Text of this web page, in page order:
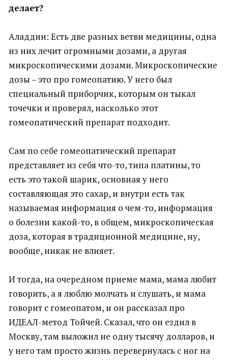
делает?
Аладдин: Есть две разных ветви медицины, одна
из них лечит огромными дозами, а другая
микроскопическими дозами. Микроскопические
дозы – это про гомеопатию. У него был
специальный приборчик, которым он тыкал
точечки и проверял, насколько этот
гомеопатический препарат подходит.
Сам по себе гомеопатический препарат
представляет из себя что-то, типа платины, то
есть это такой шарик, основная у него
составляющая это сахар, и внутри есть так
называемая информация о чем-то, информация
о болезни какой-то, в общем, микроскопическая
доза, которая в традиционной медицине, ну,
вообще, никак не влияет.
И тогда, на очередном приеме мама, мама любит
говорить, а я люблю молчать и слушать, и мама
говорит с гомеопатом, и он рассказал про
ИДЕАЛ-метод Тойчей. Сказал, что он ездил в
Москву, там выложил не одну тысячу долларов, и
у него там просто жизнь перевернулась с ног на